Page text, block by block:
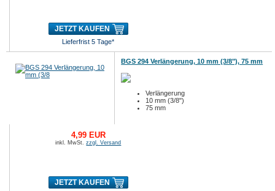
JETZT KAUFEN
Lieferfrist 5 Tage*
BGS 294 Verlängerung, 10 mm (3/8"), 75 mm
Verlängerung
10 mm (3/8")
75 mm
4,99 EUR
inkl. MwSt.zzgl. Versand
JETZT KAUFEN